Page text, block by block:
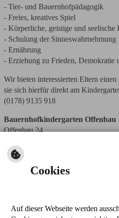
- Tier- und Bauernhofpädagogik
- Freies, kreatives Spiel
- Körperliche, geistige und seelische
- Schulung der Sinneswahrnehmung
- Ernährung
- Erziehung zu Frieden, Demokratie
Wir bieten interessierten Eltern
sie sich hierfür direkt am
(0178) 9135 918
Bauernhofkindergarten Offenbau
Offenbau 24
Telefon (09173) 78897
Weiter zur Homepage
nach oben
Cookies
Auf dieser Webseite werden